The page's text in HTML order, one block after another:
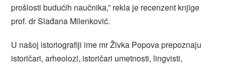
prošlosti budućih naučnika,” rekla je recenzent knjige
prof. dr Slađana Milenković.
U našoj istoriografiji ime mr Živka Popova prepoznaju
istoričari, arheolozi, istoričari umetnosti, lingvisti,